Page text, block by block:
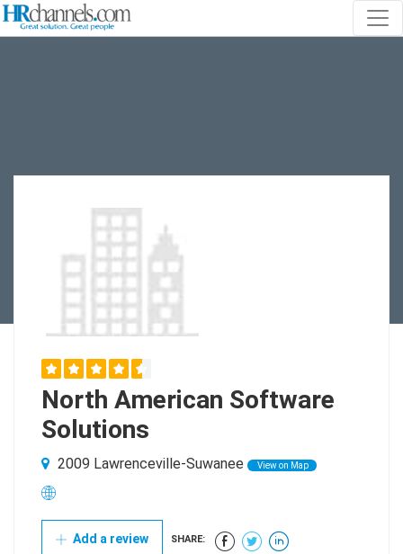
North American Software
Solutions
2009 Lawrenceville-Suwanee View on Map
Add a review SHARE: